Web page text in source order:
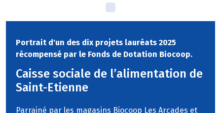
Portrait d'un des dix projets lauréats 2025
récompensé par le Fonds de Dotation Biocoop.
Caisse sociale de l’alimentation de
Saint-Etienne
Parrainé par les magasins Biocoop Les Arcades et